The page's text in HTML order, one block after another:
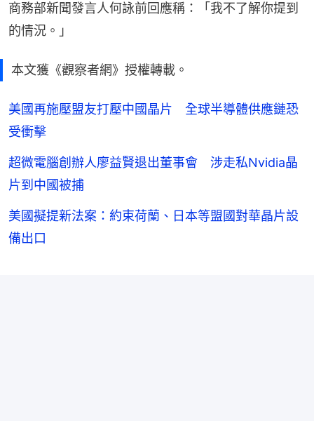
商務部新聞發言人何詠前回應稱：「我不了解你提到
的情況。」
本文獲《觀察者網》授權轉載。
美國再施壓盟友打壓中國晶片 全球半導體供應鏈恐
受衝擊
超微電腦創辦人廖益賢退出董事會 涉走私Nvidia晶
片到中國被捕
美國擬提新法案：約束荷蘭、日本等盟國對華晶片設
備出口